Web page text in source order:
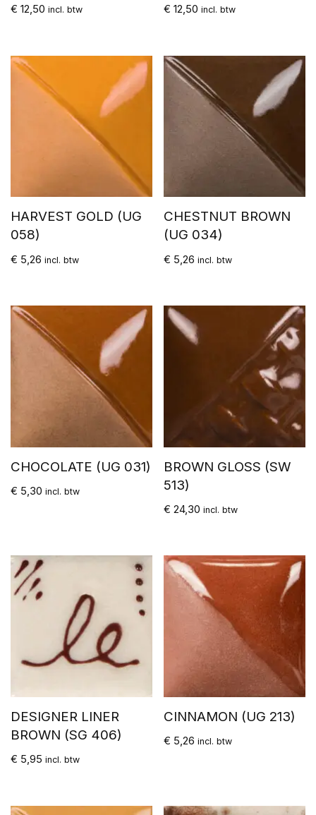
€ 12,50 incl. btw € 12,50 incl. btw
HARVEST GOLD (UG
058)
€ 5,26 incl. btw
CHESTNUT BROWN
(UG 034)
€ 5,26 incl. btw
CHOCOLATE (UG 031)
€ 5,30 incl. btw
BROWN GLOSS (SW
513)
€ 24,30 incl. btw
DESIGNER LINER
BROWN (SG 406)
€ 5,95 incl. btw
CINNAMON (UG 213)
€ 5,26 incl. btw